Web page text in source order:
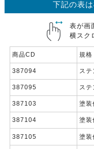
下記の表
表が画
横スク
商品CD 規格
387094 ス
387095 ス
387103 塗装
387104 塗装
387105 塗装